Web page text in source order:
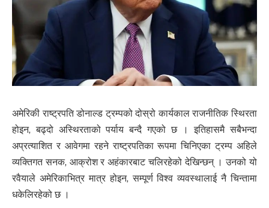
अमेरिकी राष्ट्रपति डोनाल्ड ट्रम्पको दोस्रो कार्यकाल राजनीतिक स्थिरता
होइन, बढ्दो अस्थिरताको पर्याय बन्दै गएको छ । इतिहासमै सबैभन्दा
अप्रत्याशित र आवेगमा रहने राष्ट्रपतिका रूपमा चिनिएका ट्रम्प अहिले
व्यक्तिगत सनक, आक्रोश र अहंकारबाट चलिरहेको देखिन्छन् । उनको यो
रवैयाले अमेरिकाभित्र मात्र होइन, सम्पूर्ण विश्व व्यवस्थालाई नै चिन्तामा
धकेलिरहेको छ ।